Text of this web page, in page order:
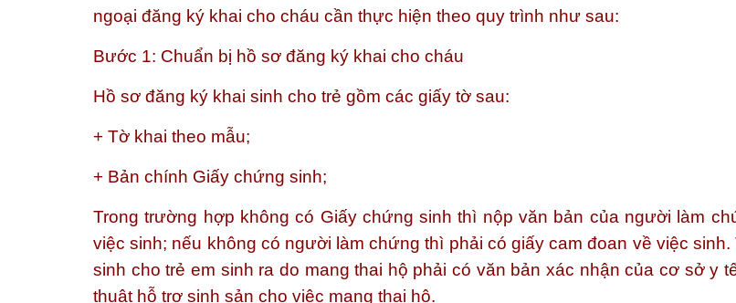
ngoại đăng ký khai cho cháu cần thực hiện theo quy trình như sau:
Bước 1: Chuẩn bị hồ sơ đăng ký khai cho cháu
Hồ sơ đăng ký khai sinh cho trẻ gồm các giấy tờ sau:
+ Tờ khai theo mẫu;
+ Bản chính Giấy chứng sinh;
Trong trường hợp không có Giấy chứng sinh thì nộp văn bản của người làm
việc sinh; nếu không có người làm chứng thì phải có giấy cam đoan về việc
sinh cho trẻ em sinh ra do mang thai hộ phải có văn bản xác nhận của cơ sở y
thuật hỗ trợ sinh sản cho việc mang thai hộ.